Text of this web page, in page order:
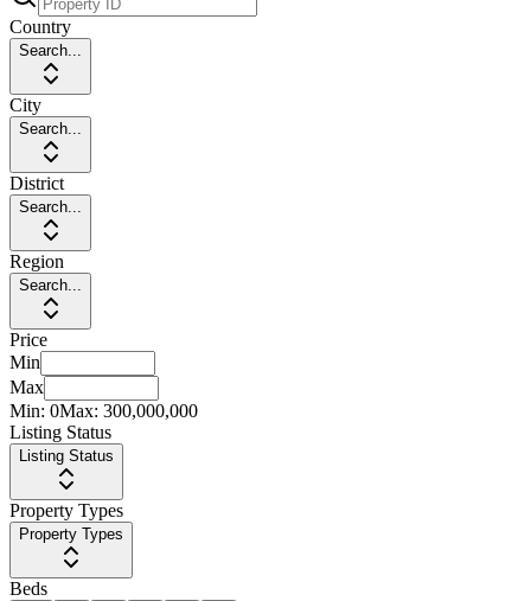
Country
Search...
City
Search...
District
Search...
Region
Search...
Price
Min
Max
Min: 0Max: 300,000,000
Listing Status
Listing Status
Property Types
Property Types
Beds